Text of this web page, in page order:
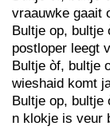
vraauwke gaait
Bultje op, bultje
postloper leegt
Bultje òf, bultje
wieshaid komt
Bultje op, bultje
n klokje is veur